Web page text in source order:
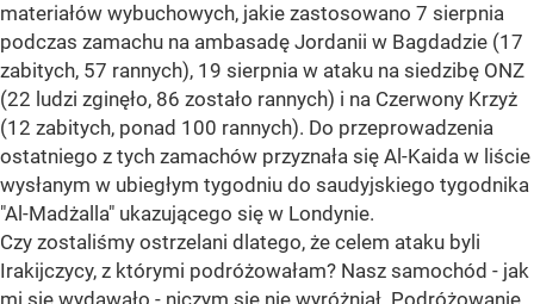
materiałów wybuchowych, jakie zastosowano 7 sierpnia
podczas zamachu na ambasadę Jordanii w Bagdadzie (17
zabitych, 57 rannych), 19 sierpnia w ataku na siedzibę ONZ
(22 ludzi zginęło, 86 zostało rannych) i na Czerwony Krzyż
(12 zabitych, ponad 100 rannych). Do przeprowadzenia
ostatniego z tych zamachów przyznała się Al-Kaida w liście
wysłanym w ubiegłym tygodniu do saudyjskiego tygodnika
"Al-Madżalla" ukazującego się w Londynie.
Czy zostaliśmy ostrzelani dlatego, że celem ataku byli
Irakijczycy, z którymi podróżowałam? Nasz samochód - jak